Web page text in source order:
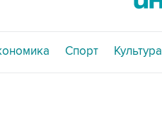
Спорт Культура